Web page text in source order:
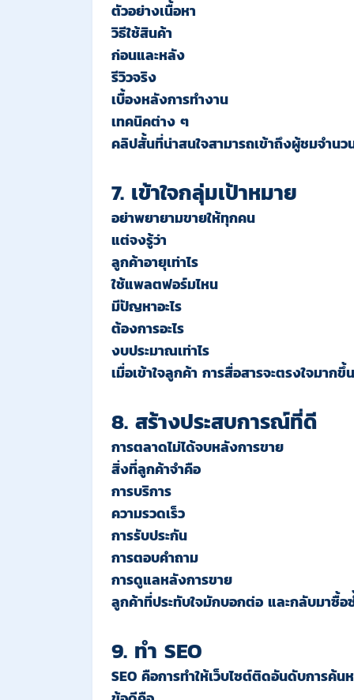
ตัวอย่างเนื้อหา
วิธีใช้สินค้า
ก่อนและหลัง
รีวิวจริง
เบื้องหลังการทำงาน
เทคนิคต่าง ๆ
คลิปสั้นที่น่าสนใจสามารถเข้าถึงผู้ชมจำน
7. เข้าใจกลุ่มเป้าหมาย
อย่าพยายามขายให้ทุกคน
แต่จงรู้ว่า
ลูกค้าอายุเท่าไร
ใช้แพลตฟอร์มไหน
มีปัญหาอะไร
ต้องการอะไร
งบประมาณเท่าไร
เมื่อเข้าใจลูกค้า การสื่อสารจะตรงใจมากขึ้น
8. สร้างประสบการณ์ที่ดี
การตลาดไม่ได้จบหลังการขาย
สิ่งที่ลูกค้าจำคือ
การบริการ
ความรวดเร็ว
การรับประกัน
การตอบคำถาม
การดูแลหลังการขาย
ลูกค้าที่ประทับใจมักบอกต่อ และกลับมาซื้อ
9. ทำ SEO
SEO คือการทำให้เว็บไซต์ติดอันดับการค้น